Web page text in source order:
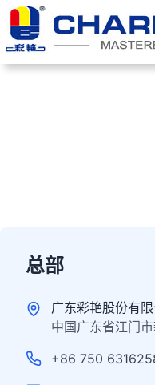
总部
广东彩艳股份有
中国广东省江门
+86 750